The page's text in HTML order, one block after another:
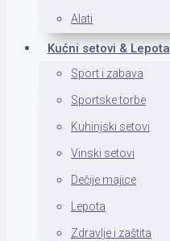
Alati
Kućni setovi & Lepota
Sport i zabava
Sportske torbe
Kuhinjski setovi
Vinski setovi
Dečije majice
Lepota
Zdravlje i zaštita